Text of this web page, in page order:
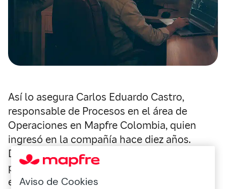
Así lo asegura Carlos Eduardo Castro,
responsable de Procesos en el área de
Operaciones en Mapfre Colombia, quien
ingresó en la compañía hace diez años.
Después de un año como parte del
programa de prácticas, pasó a desempeñar
el cargo de analista de procesos y, desde
Aviso de Cookies